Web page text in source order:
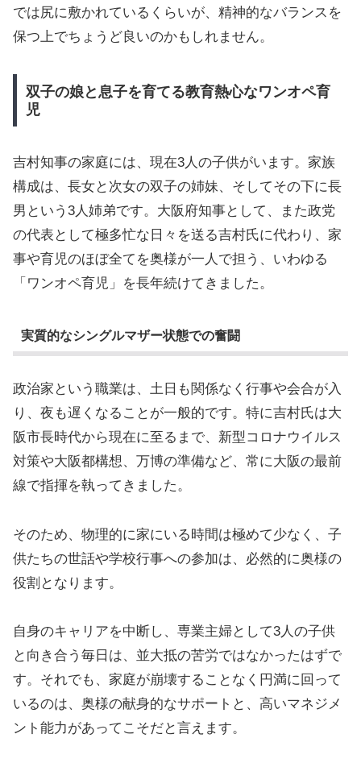
では尻に敷かれているくらいが、精神的なバランスを
保つ上でちょうど良いのかもしれません。
双子の娘と息子を育てる教育熱心なワンオペ育
児
吉村知事の家庭には、現在3人の子供がいます。家族
構成は、長女と次女の双子の姉妹、そしてその下に長
男という3人姉弟です。大阪府知事として、また政党
の代表として極多忙な日々を送る吉村氏に代わり、家
事や育児のほぼ全てを奥様が一人で担う、いわゆる
「ワンオペ育児」を長年続けてきました。
実質的なシングルマザー状態での奮闘
政治家という職業は、土日も関係なく行事や会合が入
り、夜も遅くなることが一般的です。特に吉村氏は大
阪市長時代から現在に至るまで、新型コロナウイルス
対策や大阪都構想、万博の準備など、常に大阪の最前
線で指揮を執ってきました。
そのため、物理的に家にいる時間は極めて少なく、子
供たちの世話や学校行事への参加は、必然的に奥様の
役割となります。
自身のキャリアを中断し、専業主婦として3人の子供
と向き合う毎日は、並大抵の苦労ではなかったはずで
す。それでも、家庭が崩壊することなく円満に回って
いるのは、奥様の献身的なサポートと、高いマネジメ
ント能力があってこそだと言えます。